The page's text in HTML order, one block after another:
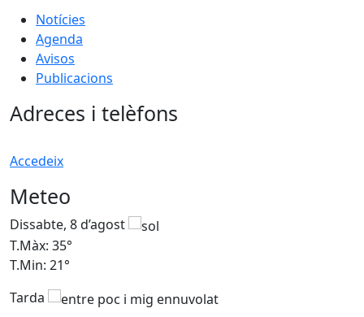
Notícies
Agenda
Avisos
Publicacions
Adreces i telèfons
Accedeix
Meteo
Dissabte, 8 d’agost
T.Màx: 35°
T.Min: 21°
Tarda